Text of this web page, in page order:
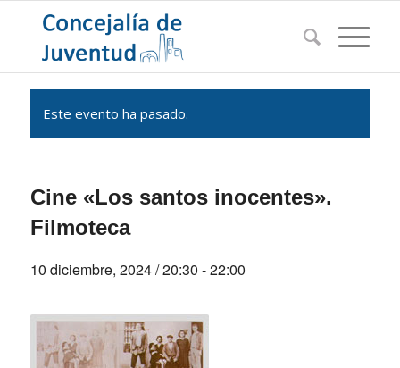
Este evento ha pasado.
Cine «Los santos inocentes».
Filmoteca
10 diciembre, 2024 / 20:30 -22:00